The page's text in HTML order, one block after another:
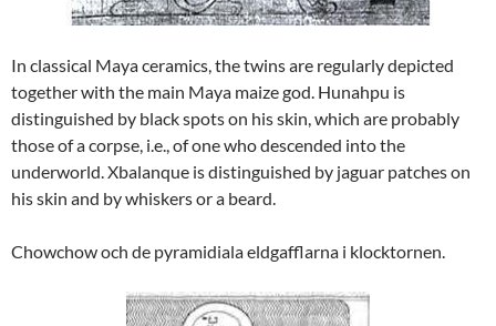
In classical Maya ceramics, the twins are regularly depicted
together with the main Maya maize god. Hunahpu is
distinguished by black spots on his skin, which are probably
those of a corpse, i.e., of one who descended into the
underworld. Xbalanque is distinguished by jaguar patches on
his skin and by whiskers or a beard.
Chowchow och de pyramidiala eldgafflarna i klocktornen.